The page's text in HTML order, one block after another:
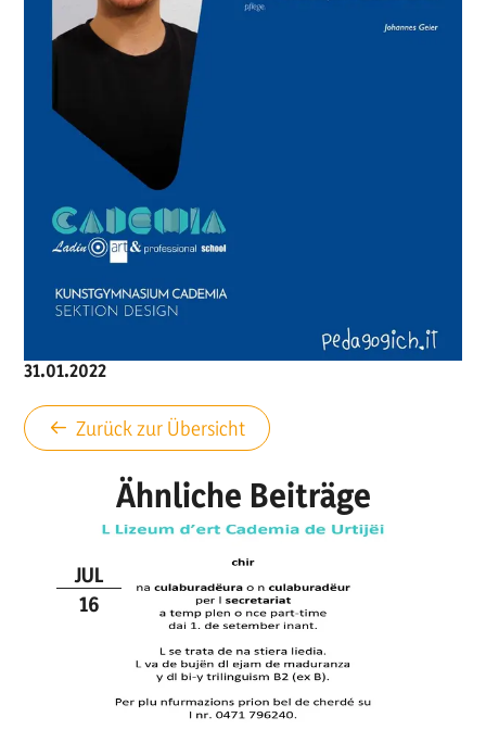
Matura was dann?
31.01.2022
Zurück zur Übersicht
Ähnliche Beiträge
JUL
16